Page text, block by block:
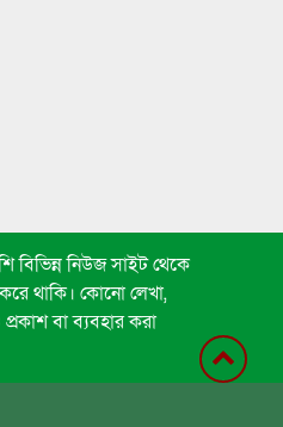
৩ শিশুর মৃত্যু
বিভিন্ন নিউজ সাইট থেকে
করে থাকি। কোনো লেখা,
বা ব্যবহার করা